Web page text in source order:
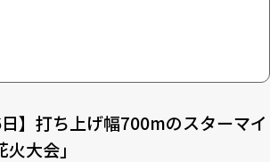
日】打ち上げ幅700mのスターマイ
大会」